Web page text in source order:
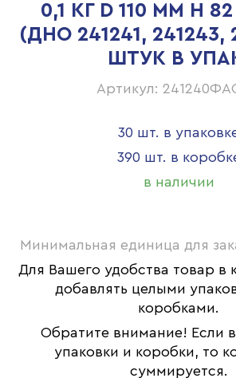
0,1 КГ D 110 ММ H
(ДНО 241241, 241243,
ШТУК В
Артикул:
30 шт. в
390 шт. в
в наличии
Минимальная единица для
Для Вашего удобства товар в
добавлять целыми
коробками.
Обратите внимание! Если
упаковки и коробки, то
суммируется.